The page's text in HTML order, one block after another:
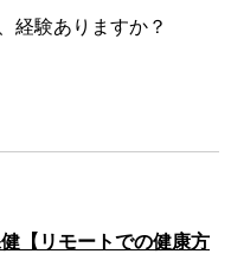
経験ありますか？
【リモートでの健康方